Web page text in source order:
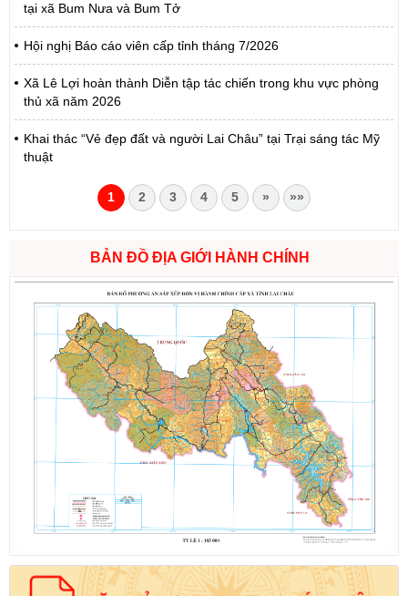
tại xã Bum Nưa và Bum Tở
Hội nghị Báo cáo viên cấp tỉnh tháng 7/2026
Xã Lê Lợi hoàn thành Diễn tập tác chiến trong khu vực phòng
thủ xã năm 2026
Khai thác “Vẻ đẹp đất và người Lai Châu” tại Trại sáng tác Mỹ
thuật
1 2 3 4 5 » »»
BẢN ĐỒ ĐỊA GIỚI HÀNH CHÍNH